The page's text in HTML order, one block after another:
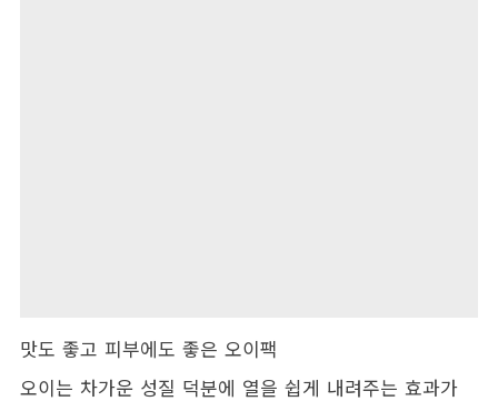
맛도 좋고 피부에도 좋은 오이팩
오이는 차가운 성질 덕분에 열을 쉽게 내려주는 효과가